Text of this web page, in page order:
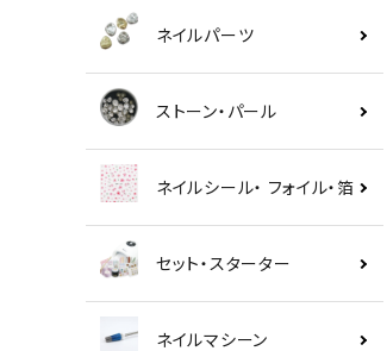
ネイルパーツ
ストーン・パール
ネイルシール・ フォイル・箔
セット・スターター
ネイルマシーン